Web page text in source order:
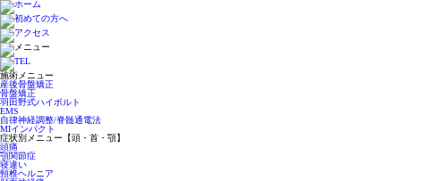
施術メニュー
産後骨盤矯正
骨盤矯正
羽田野式ハイボルト
EMS
自律神経調整/脊髄通電法
MIインパクト
症状別メニュー【頭・首・顎】
頭痛
顎関節症
寝違い
頸椎ヘルニア